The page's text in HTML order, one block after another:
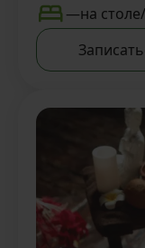
-Back-
-Foot -
—на